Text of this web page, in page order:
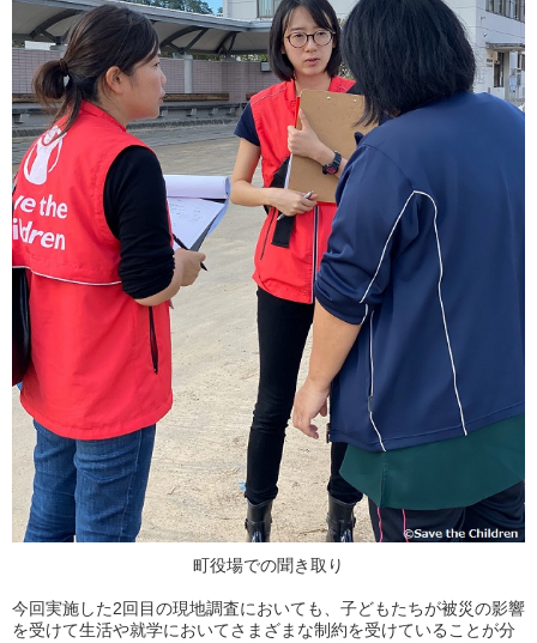
町役場での聞き取り
今回実施した2回目の現地調査においても、子どもたちが被災の影響
を受けて生活や就学においてさまざまな制約を受けていることが分